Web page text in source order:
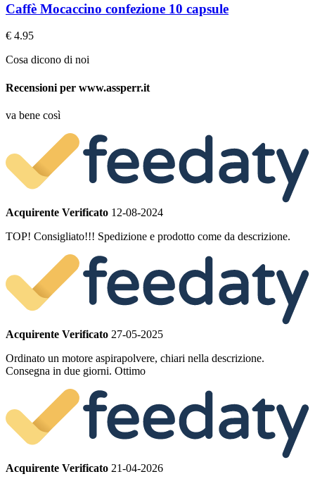
Caffè Mocaccino confezione 10 capsule
€ 4.95
Cosa dicono di noi
Recensioni per www.assperr.it
va bene così
Acquirente Verificato 12-08-2024
TOP! Consigliato!!! Spedizione e prodotto come da descrizione.
Acquirente Verificato 27-05-2025
Ordinato un motore aspirapolvere, chiari nella descrizione.
Consegna in due giorni. Ottimo
Acquirente Verificato 21-04-2026